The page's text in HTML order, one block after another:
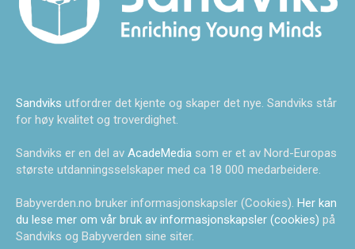
Sandviks utfordrer det kjente og skaper det nye. Sandviks står
for høy kvalitet og troverdighet.
Sandviks er en del av AcadeMedia som er et av Nord-Europas
største utdanningsselskaper med ca 18 000 medarbeidere.
Babyverden.no bruker informasjonskapsler (Cookies). Her kan
du lese mer om vår bruk av informasjonskapsler (cookies) på
Sandviks og Babyverden sine siter.